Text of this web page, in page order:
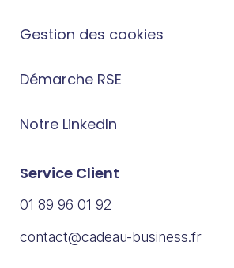
Gestion des cookies
Démarche RSE
Notre LinkedIn
Service Client
01 89 96 01 92
contact@cadeau-business.fr